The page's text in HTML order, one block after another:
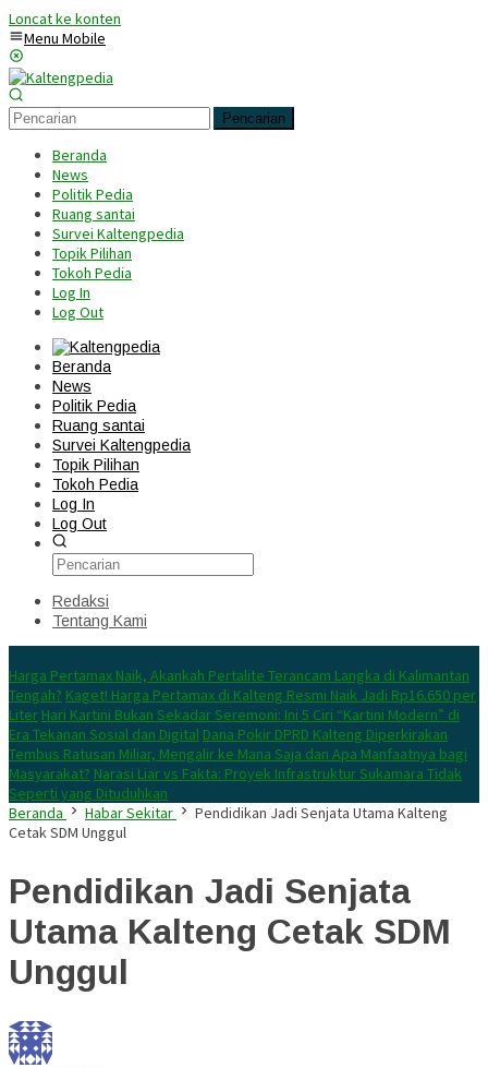
Loncat ke konten
Menu Mobile
Pencarian
Beranda
News
Politik Pedia
Ruang santai
Survei Kaltengpedia
Topik Pilihan
Tokoh Pedia
Log In
Log Out
Beranda
News
Politik Pedia
Ruang santai
Survei Kaltengpedia
Topik Pilihan
Tokoh Pedia
Log In
Log Out
Redaksi
Tentang Kami
Harga Pertamax Naik, Akankah Pertalite Terancam Langka di Kalimantan
Tengah? Kaget! Harga Pertamax di Kalteng Resmi Naik Jadi Rp16.650 per
Liter Hari Kartini Bukan Sekadar Seremoni: Ini 5 Ciri “Kartini Modern” di
Era Tekanan Sosial dan Digital Dana Pokir DPRD Kalteng Diperkirakan
Tembus Ratusan Miliar, Mengalir ke Mana Saja dan Apa Manfaatnya bagi
Masyarakat? Narasi Liar vs Fakta: Proyek Infrastruktur Sukamara Tidak
Seperti yang Dituduhkan
Beranda
Habar Sekitar
Pendidikan Jadi Senjata Utama Kalteng
Cetak SDM Unggul
Pendidikan Jadi Senjata
Utama Kalteng Cetak SDM
Unggul